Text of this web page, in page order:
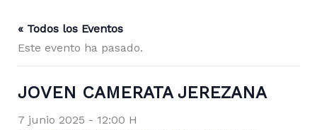
« Todos los Eventos
Este evento ha pasado.
JOVEN CAMERATA JEREZANA
7 junio 2025 - 12:00 H